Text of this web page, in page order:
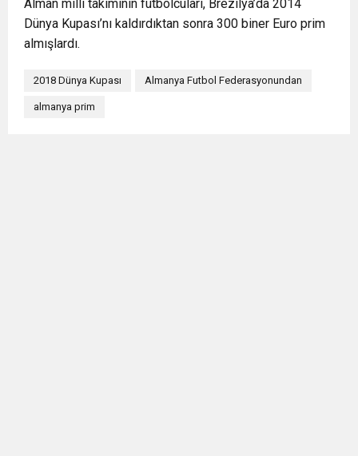
Alman milli takımının futbolcuları, Brezilya’da 2014
Dünya Kupası’nı kaldırdıktan sonra 300 biner Euro prim
almışlardı.
2018 Dünya Kupası Almanya Futbol Federasyonundan
almanya prim